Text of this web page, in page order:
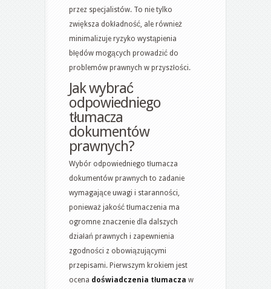
przez specjalistów. To nie tylko
zwiększa dokładność, ale również
minimalizuje ryzyko wystąpienia
błędów mogących prowadzić do
problemów prawnych w przyszłości.
Jak wybrać
odpowiedniego
tłumacza
dokumentów
prawnych?
Wybór odpowiedniego tłumacza
dokumentów prawnych to zadanie
wymagające uwagi i staranności,
ponieważ jakość tłumaczenia ma
ogromne znaczenie dla dalszych
działań prawnych i zapewnienia
zgodności z obowiązującymi
przepisami. Pierwszym krokiem jest
ocena doświadczenia tłumacza w